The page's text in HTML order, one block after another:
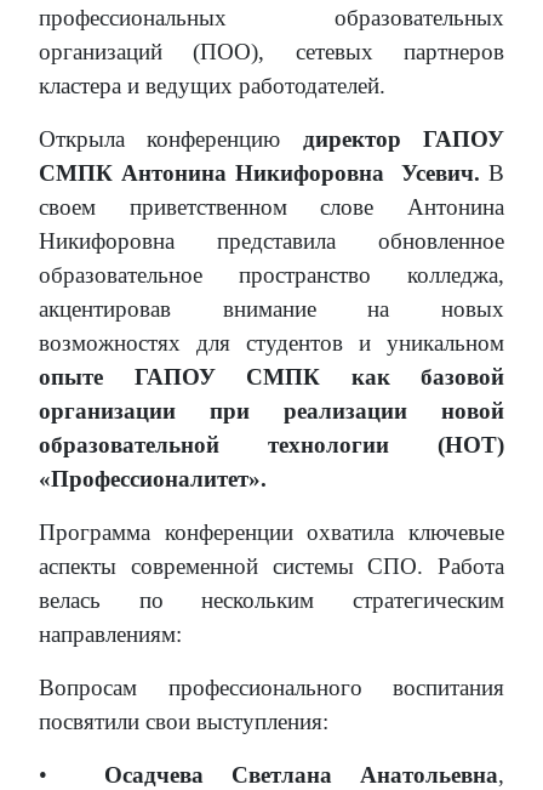
профессиональных образовательных
организаций (ПОО), сетевых партнеров
кластера и ведущих работодателей.
Открыла конференцию директор ГАПОУ
СМПК Антонина Никифоровна
Усевич. В
своем приветственном слове Антонина
Никифоровна представила обновленное
образовательное пространство колледжа,
акцентировав внимание на новых
возможностях для студентов и уникальном
опыте ГАПОУ СМПК как базовой
организации при реализации новой
образовательной технологии (НОТ)
«Профессионалитет».
Программа конференции охватила ключевые
аспекты современной системы СПО. Работа
велась по нескольким стратегическим
направлениям:
Вопросам профессионального воспитания
посвятили свои выступления:
• Осадчева Светлана Анатольевна,